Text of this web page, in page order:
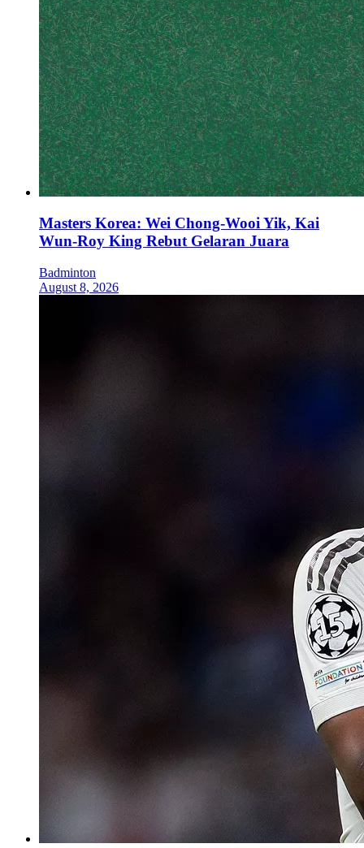
Masters Korea: Wei Chong-Wooi Yik, Kai
Wun-Roy King Rebut Gelaran Juara
Badminton
August 8, 2026